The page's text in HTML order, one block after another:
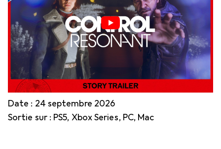
Date : 24 septembre 2026
Sortie sur : PS5, Xbox Series, PC, Mac